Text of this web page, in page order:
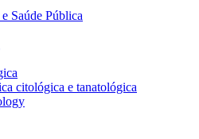
Saúde Pública
citológica e tanatológica